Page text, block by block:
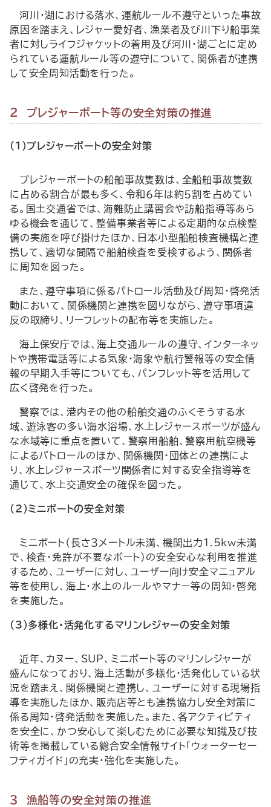
河川・湖における落水、運航ルール不遵守といった事故
原因を踏まえ、レジャー愛好者、漁業者及び川下り船事業
者に対しライフジャケットの着用及び河川・湖ごとに定め
られている運航ルール等の遵守について、関係者が連携
して安全周知活動を行った。
２ プレジャーボート等の安全対策の推進
(1)プレジャーボートの安全対策
プレジャーボートの船舶事故隻数は、全船舶事故隻数
に占める割合が最も多く、令和６年は約５割を占めてい
る。国土交通省では、海難防止講習会や訪船指導等あら
ゆる機会を通じて、整備事業者等による定期的な点検整
備の実施を呼び掛けたほか、日本小型船舶検査機構と連
携して、適切な間隔で船舶検査を受検するよう、関係者
に周知を図った。
また、遵守事項に係るパトロール活動及び周知・啓発活
動において、関係機関と連携を図りながら、遵守事項違
反の取締り、リーフレットの配布等を実施した。
海上保安庁では、海上交通ルールの遵守、インターネッ
トや携帯電話等による気象・海象や航行警報等の安全情
報の早期入手等についても、パンフレット等を活用して
広く啓発を行った。
警察では、港内その他の船舶交通のふくそうする水
域、遊泳客の多い海水浴場、水上レジャースポーツが盛ん
な水域等に重点を置いて、警察用船舶、警察用航空機等
によるパトロールのほか、関係機関・団体との連携によ
り、水上レジャースポーツ関係者に対する安全指導等を
通じて、水上交通安全の確保を図った。
(2)ミニボートの安全対策
ミニボート（長さ３メートル未満、機関出力1.5kw未満
で、検査・免許が不要なボート）の安全安心な利用を推進
するため、ユーザーに対し、ユーザー向け安全マニュアル
等を使用し、海上・水上のルールやマナー等の周知・啓発
を実施した。
(3)多様化・活発化するマリンレジャーの安全対策
近年、カヌー、 SUP、ミニボート等のマリンレジャーが
盛んになっており、海上活動が多様化・活発化している状
況を踏まえ、関係機関と連携し、ユーザーに対する現場指
導を実施したほか、販売店等とも連携協力し安全対策に
係る周知・啓発活動を実施した。また、各アクティビティ
を安全に、かつ安心して楽しむために必要な知識及び技
術等を掲載している総合安全情報サイト「ウォーターセー
フティガイド」の充実・強化を実施した。
３ 漁船等の安全対策の推進